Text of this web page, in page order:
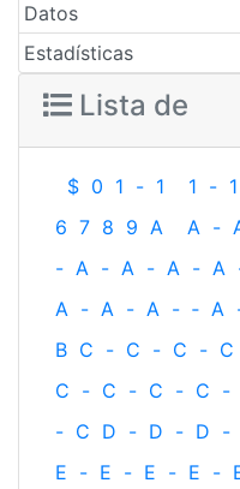
Datos
Estadísticas
Lista de
$ 0 1 - 1 1 - 1
6 7 8 9 A A -
- A - A - A - A
A - A - A - ‐ A
B C - C - C - C
C - C - C - C -
- C D - D - D -
E - E - E - E -